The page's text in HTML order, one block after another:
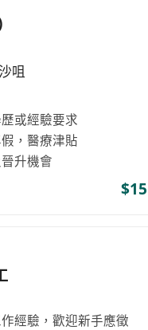
咀
或經驗要求
，醫療津貼
升機會
經驗，歡迎新手應徵